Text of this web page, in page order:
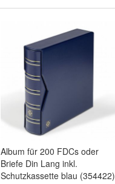
Album für 200 FDCs oder
Briefe Din Lang inkl.
Schutzkassette blau (354422)